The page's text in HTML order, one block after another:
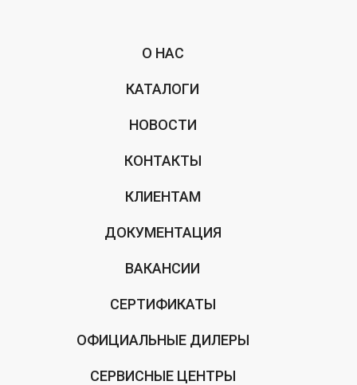
О НАС
КАТАЛОГИ
НОВОСТИ
КОНТАКТЫ
КЛИЕНТАМ
ДОКУМЕНТАЦИЯ
ВАКАНСИИ
СЕРТИФИКАТЫ
ОФИЦИАЛЬНЫЕ ДИЛЕРЫ
СЕРВИСНЫЕ ЦЕНТРЫ